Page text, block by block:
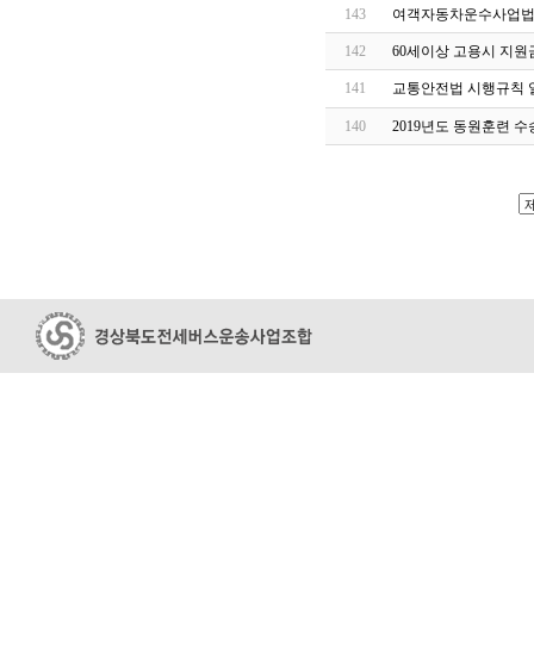
143 여객자동차운수사업
142 60세이상 고용시 지원
141 교통안전법 시행규칙
140 2019년도 동원훈련